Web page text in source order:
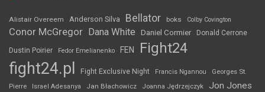
Alistair Overeem Anderson Silva Bellator boks Colby Covington
Conor McGregor Dana White Daniel Cormier Donald Cerrone
Dustin Poirier Fedor Emelianenko FEN Fight24
fight24.pl Fight Exclusive Night Francis Ngannou
Georges St.
Pierre
Israel Adesanya Jan Błachowicz Joanna Jędrzejczyk Jon Jones